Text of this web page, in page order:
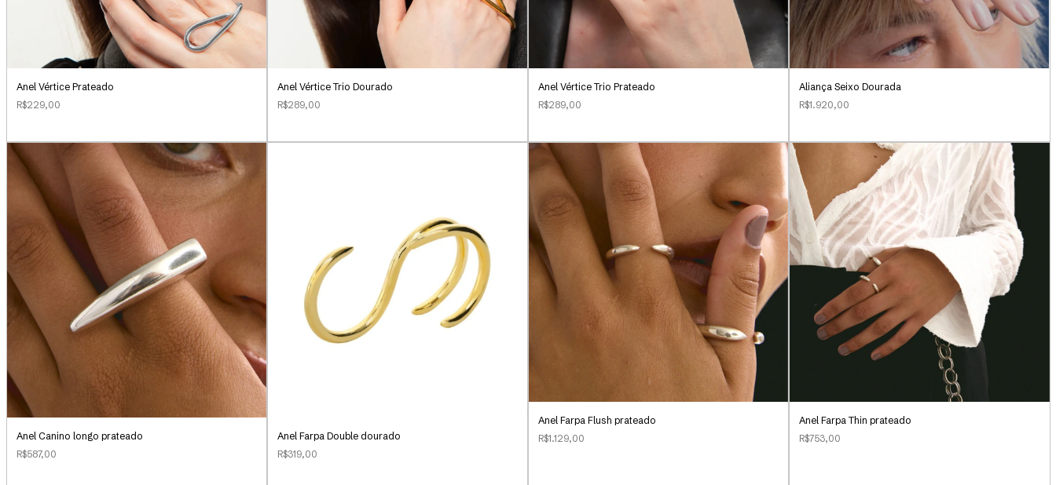
Anel Vértice Prateado
R$229,00
Anel Vértice Trio Dourado
R$289,00
Anel Vértice Trio Prateado
R$289,00
Aliança Seixo Dourada
R$1.920,00
Anel Canino longo prateado
R$587,00
Anel Farpa Double dourado
R$319,00
Anel Farpa Flush prateado
R$1.129,00
Anel Farpa Thin prateado
R$753,00